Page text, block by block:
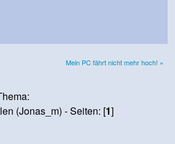
Mein PC fährt nicht mehr hoch! »
(Jonas_m) - Seiten: [1]